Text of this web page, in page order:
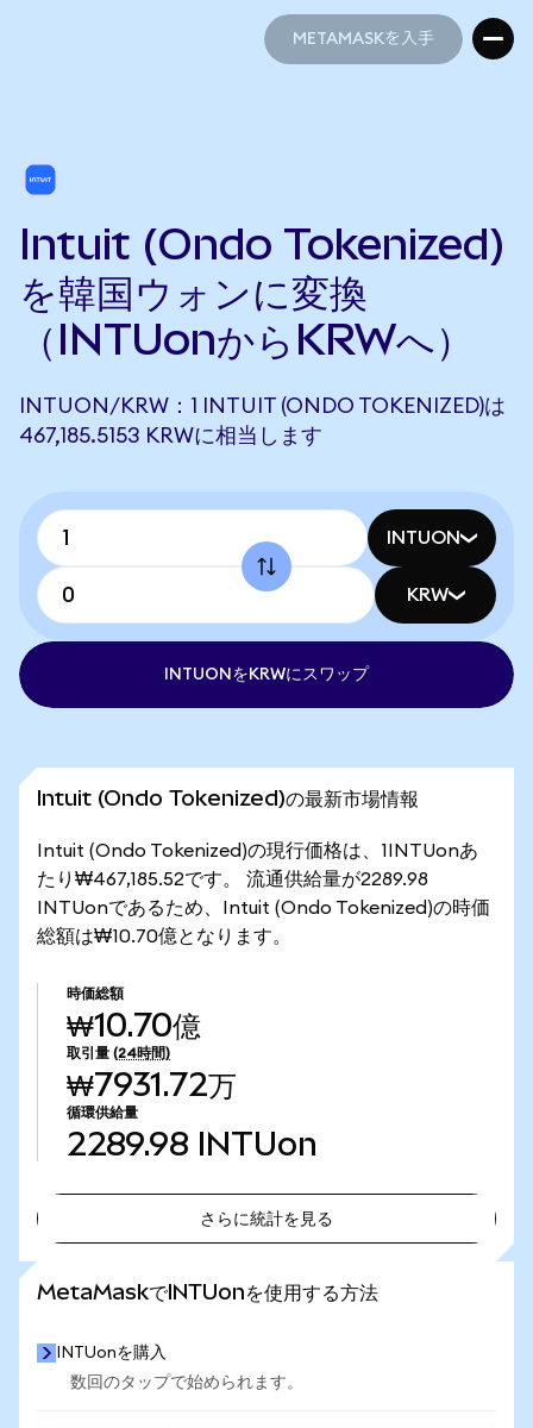
METAMASKを入手
Intuit (Ondo Tokenized)
を韓国ウォンに変換
（INTUonからKRWへ）
INTUON/KRW：1 INTUIT (ONDO TOKENIZED)は
467,185.5153 KRWに相当します
INTUON
KRW
INTUONをKRWにスワップ
Intuit (Ondo Tokenized)の最新市場情報
Intuit (Ondo Tokenized)の現行価格は、1INTUonあ
たり₩467,185.52です。 流通供給量が2289.98
INTUonであるため、Intuit (Ondo Tokenized)の時価
総額は₩10.70億となります。
時価総額
₩10.70億
取引量 (24時間)
₩7931.72万
循環供給量
2289.98 INTUon
さらに統計を見る
MetaMaskでINTUonを使用する方法
INTUonを購入
数回のタップで始められます。